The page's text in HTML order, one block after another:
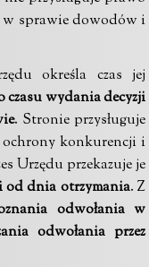
w sprawie dowodów i
określa czas jej
czasu wydania decyzji
. Stronie przysługuje
konkurencji i
Urzędu przekazuje je
od dnia otrzymania. Z
odwołania w
odwołania przez